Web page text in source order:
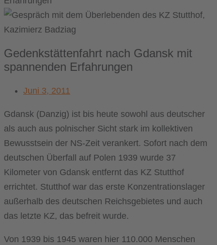
Gedenkstättenfahrt nach Gdansk mit
spannenden Erfahrungen
Juni 3, 2011
Gdansk (Danzig) ist bis heute sowohl aus deutscher
als auch aus polnischer Sicht stark im kollektiven
Bewusstsein der NS-Zeit verankert. Sofort nach dem
deutschen Überfall auf Polen 1939 wurde 37
Kilometer von Gdansk entfernt das KZ Stutthof
errichtet. Stutthof war das erste Konzentrationslager
außerhalb des deutschen Reichsgebietes und auch
das letzte KZ, das befreit wurde.
Von 1939 bis 1945 waren hier 110.000 Menschen